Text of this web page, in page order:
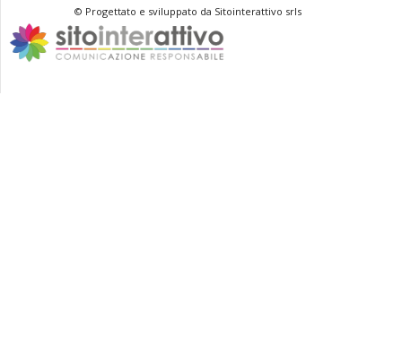
© Progettato e sviluppato da Sitointerattivo srls